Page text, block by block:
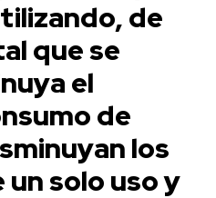
de
que se
el
de
los
solo uso y